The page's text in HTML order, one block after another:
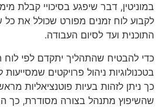
במוניטין, דבר שיפגע בסיכויי קבלת
לקבוע לוח זמנים מפורט שכולל את
התוכנית ועד לסיום העבודה.
כדי להבטיח שהתהליך יתקדם לפי לוח
בטכנולוגיות ניהול פרויקטים
כך ניתן לזהות בעיות פוטנציאליות
שהשיפוץ מתנהל בצורה מסודרת, כך